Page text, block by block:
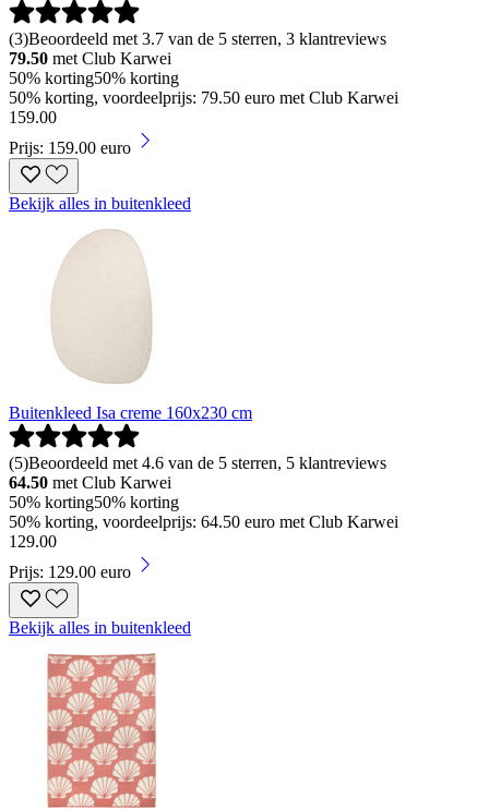
(3)Beoordeeld met 3.7 van de 5 sterren, 3 klantreviews
79.50 met Club Karwei
50% korting50% korting
50% korting, voordeelprijs: 79.50 euro met Club Karwei
159.00
Prijs: 159.00 euro
Bekijk alles in buitenkleed
Buitenkleed Isa creme 160x230 cm
(5)Beoordeeld met 4.6 van de 5 sterren, 5 klantreviews
64.50 met Club Karwei
50% korting50% korting
50% korting, voordeelprijs: 64.50 euro met Club Karwei
129.00
Prijs: 129.00 euro
Bekijk alles in buitenkleed